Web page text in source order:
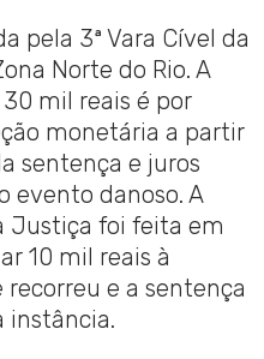
pela 3ª Vara Cível da
Norte do Rio. A
mil reais é por
monetária a partir
sentença e juros
evento danoso. A
Justiça foi feita em
10 mil reais à
e a sentença
instância.